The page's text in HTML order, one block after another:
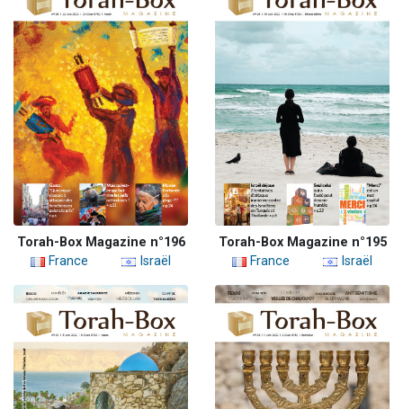
Torah-Box Magazine n°196
France
Israël
Torah-Box Magazine n°195
France
Israël